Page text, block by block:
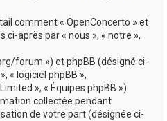
comment « OpenConcerto » et
après par « nous », « notre »,
forum ») et phpBB (désigné ci-
« logiciel phpBB »,
», « Équipes phpBB »)
collectée pendant
de votre part (désignée ci-